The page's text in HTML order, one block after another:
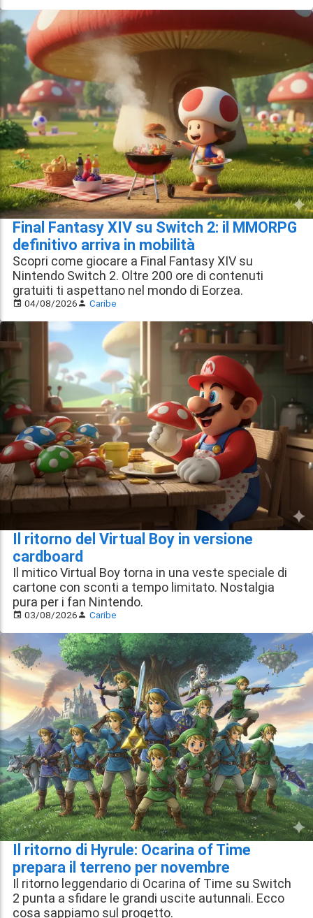
Final Fantasy XIV su Switch 2: il MMORPG
definitivo arriva in mobilità
Scopri come giocare a Final Fantasy XIV su
Nintendo Switch 2. Oltre 200 ore di contenuti
gratuiti ti aspettano nel mondo di Eorzea.
04/08/2026 Caribe
Il ritorno del Virtual Boy in versione
cardboard
Il mitico Virtual Boy torna in una veste speciale di
cartone con sconti a tempo limitato. Nostalgia
pura per i fan Nintendo.
03/08/2026 Caribe
Il ritorno di Hyrule: Ocarina of Time
prepara il terreno per novembre
Il ritorno leggendario di Ocarina of Time su Switch
2 punta a sfidare le grandi uscite autunnali. Ecco
cosa sappiamo sul progetto.